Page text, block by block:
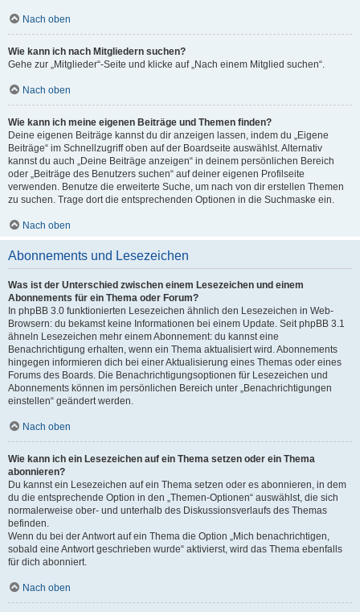
Nach oben
Wie kann ich nach Mitgliedern suchen?
Gehe zur „Mitglieder“-Seite und klicke auf „Nach einem Mitglied suchen“.
Nach oben
Wie kann ich meine eigenen Beiträge und Themen finden?
Deine eigenen Beiträge kannst du dir anzeigen lassen, indem du „Eigene
Beiträge“ im Schnellzugriff oben auf der Boardseite auswählst. Alternativ
kannst du auch „Deine Beiträge anzeigen“ in deinem persönlichen Bereich
oder „Beiträge des Benutzers suchen“ auf deiner eigenen Profilseite
verwenden. Benutze die erweiterte Suche, um nach von dir erstellen Themen
zu suchen. Trage dort die entsprechenden Optionen in die Suchmaske ein.
Nach oben
Abonnements und Lesezeichen
Was ist der Unterschied zwischen einem Lesezeichen und einem
Abonnements für ein Thema oder Forum?
In phpBB 3.0 funktionierten Lesezeichen ähnlich den Lesezeichen in Web-
Browsern: du bekamst keine Informationen bei einem Update. Seit phpBB 3.1
ähneln Lesezeichen mehr einem Abonnement: du kannst eine
Benachrichtigung erhalten, wenn ein Thema aktualisiert wird. Abonnements
hingegen informieren dich bei einer Aktualisierung eines Themas oder eines
Forums des Boards. Die Benachrichtigungsoptionen für Lesezeichen und
Abonnements können im persönlichen Bereich unter „Benachrichtigungen
einstellen“ geändert werden.
Nach oben
Wie kann ich ein Lesezeichen auf ein Thema setzen oder ein Thema
abonnieren?
Du kannst ein Lesezeichen auf ein Thema setzen oder es abonnieren, in dem
du die entsprechende Option in den „Themen-Optionen“ auswählst, die sich
normalerweise ober- und unterhalb des Diskussionsverlaufs des Themas
befinden.
Wenn du bei der Antwort auf ein Thema die Option „Mich benachrichtigen,
sobald eine Antwort geschrieben wurde“ aktivierst, wird das Thema ebenfalls
für dich abonniert.
Nach oben